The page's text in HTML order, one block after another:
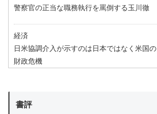
警察官の正当な職務執行を罵倒する玉川徹
経済
日米協調介入が示すのは日本ではなく米国の
財政危機
書評